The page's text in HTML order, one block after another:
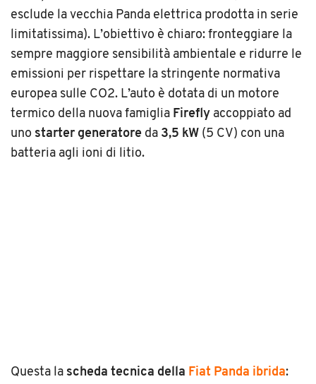
esclude la vecchia Panda elettrica prodotta in serie
limitatissima). L’obiettivo è chiaro: fronteggiare la
sempre maggiore sensibilità ambientale e ridurre le
emissioni per rispettare la stringente normativa
europea sulle CO2. L’auto è dotata di un motore
termico della nuova famiglia Firefly accoppiato ad
uno starter generatore da 3,5 kW (5 CV) con una
batteria agli ioni di litio.
Questa la scheda tecnica della Fiat Panda ibrida: